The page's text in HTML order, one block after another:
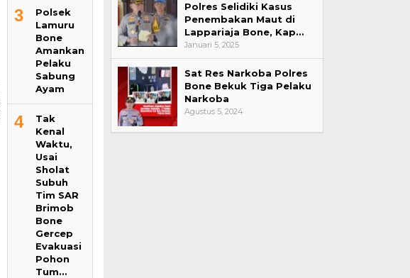
3
Polsek
Lamuru
Bone
Amankan
Pelaku
Sabung
Ayam
4
Tak
Kenal
Waktu,
Usai
Sholat
Subuh
Tim SAR
Brimob
Bone
Gercep
Evakuasi
Pohon
Tum…
Polres Selidiki Kasus
Penembakan Maut di
Lappariaja Bone, Kap…
Januari 5, 2025
Sat Res Narkoba Polres
Bone Bekuk Tiga Pelaku
Narkoba
Agustus 5, 2024